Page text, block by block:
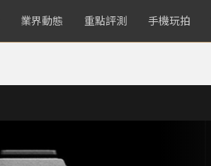
業界動態 重點評測 手機玩拍